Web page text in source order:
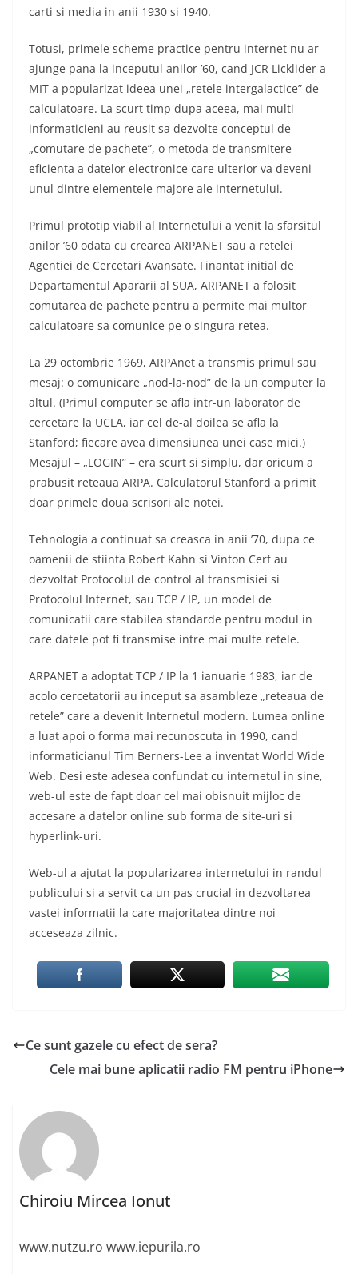
carti si media in anii 1930 si 1940.
Totusi, primele scheme practice pentru internet nu ar
ajunge pana la inceputul anilor ’60, cand JCR Licklider a
MIT a popularizat ideea unei „retele intergalactice” de
calculatoare. La scurt timp dupa aceea, mai multi
informaticieni au reusit sa dezvolte conceptul de
„comutare de pachete”, o metoda de transmitere
eficienta a datelor electronice care ulterior va deveni
unul dintre elementele majore ale internetului.
Primul prototip viabil al Internetului a venit la sfarsitul
anilor ’60 odata cu crearea ARPANET sau a retelei
Agentiei de Cercetari Avansate. Finantat initial de
Departamentul Apararii al SUA, ARPANET a folosit
comutarea de pachete pentru a permite mai multor
calculatoare sa comunice pe o singura retea.
La 29 octombrie 1969, ARPAnet a transmis primul sau
mesaj: o comunicare „nod-la-nod” de la un computer la
altul. (Primul computer se afla intr-un laborator de
cercetare la UCLA, iar cel de-al doilea se afla la
Stanford; fiecare avea dimensiunea unei case mici.)
Mesajul – „LOGIN” – era scurt si simplu, dar oricum a
prabusit reteaua ARPA. Calculatorul Stanford a primit
doar primele doua scrisori ale notei.
Tehnologia a continuat sa creasca in anii ’70, dupa ce
oamenii de stiinta Robert Kahn si Vinton Cerf au
dezvoltat Protocolul de control al transmisiei si
Protocolul Internet, sau TCP / IP, un model de
comunicatii care stabilea standarde pentru modul in
care datele pot fi transmise intre mai multe retele.
ARPANET a adoptat TCP / IP la 1 ianuarie 1983, iar de
acolo cercetatorii au inceput sa asambleze „reteaua de
retele” care a devenit Internetul modern. Lumea online
a luat apoi o forma mai recunoscuta in 1990, cand
informaticianul Tim Berners-Lee a inventat World Wide
Web. Desi este adesea confundat cu internetul in sine,
web-ul este de fapt doar cel mai obisnuit mijloc de
accesare a datelor online sub forma de site-uri si
hyperlink-uri.
Web-ul a ajutat la popularizarea internetului in randul
publicului si a servit ca un pas crucial in dezvoltarea
vastei informatii la care majoritatea dintre noi
acceseaza zilnic.
Ce sunt gazele cu efect de sera?
Cele mai bune aplicatii radio FM pentru iPhone
Chiroiu Mircea Ionut
www.nutzu.ro www.iepurila.ro